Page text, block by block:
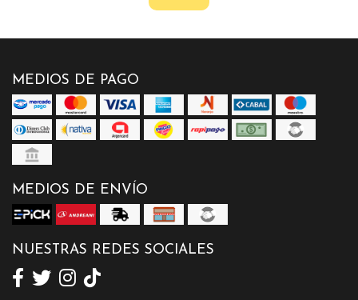
MEDIOS DE PAGO
MEDIOS DE ENVÍO
NUESTRAS REDES SOCIALES